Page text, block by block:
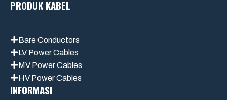
PRODUK KABEL
Bare Conductors
LV Power Cables
MV Power Cables
HV Power Cables
INFORMASI